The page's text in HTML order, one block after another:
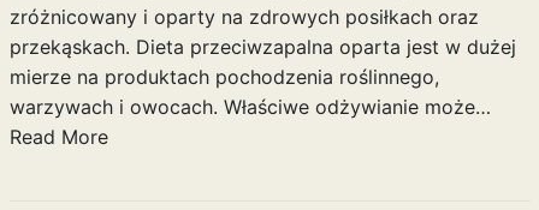
zróżnicowany i oparty na zdrowych posiłkach oraz
przekąskach. Dieta przeciwzapalna oparta jest w dużej
mierze na produktach pochodzenia roślinnego,
warzywach i owocach. Właściwe odżywianie może…
Read More